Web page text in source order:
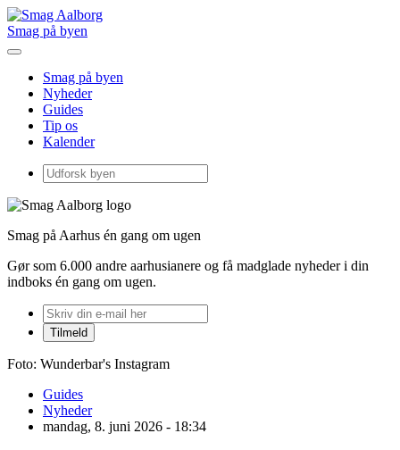
Smag på byen
Smag på byen
Nyheder
Guides
Tip os
Kalender
Smag på Aarhus én gang om ugen
Gør som 6.000 andre aarhusianere og få madglade nyheder i din
indboks én gang om ugen.
Foto: Wunderbar's Instagram
Guides
Nyheder
mandag, 8. juni 2026 - 18:34